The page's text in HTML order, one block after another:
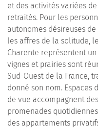
et des activités variées
retraités. Pour les
autonomes désireuses
les affres de la solitude,
Charente représentent
vignes et prairies sont
Sud-Ouest de la France,
donné son nom. Espaces
de vue accompagnent
promenades
des appartements